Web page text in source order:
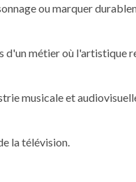
ou marquer
d'un métier où l'artistique
musicale et
la télévision.